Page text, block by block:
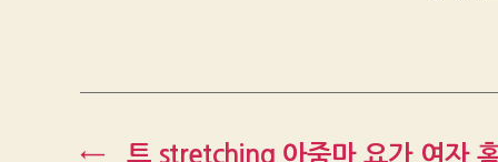
← 트,stretching,아줌마 요가,여자